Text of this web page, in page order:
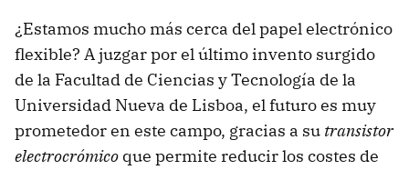
¿Estamos mucho más cerca del papel electrónico
flexible? A juzgar por el último invento surgido
de la Facultad de Ciencias y Tecnología de la
Universidad Nueva de Lisboa, el futuro es muy
prometedor en este campo, gracias a su transistor
electrocrómico que permite reducir los costes de